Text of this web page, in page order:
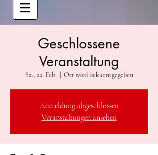
Geschlossene
Veranstaltung
Sa., 22. Feb. Ort wird bekanntgegeben
Anmeldung abgeschlossen
Veranstaltungen ansehen